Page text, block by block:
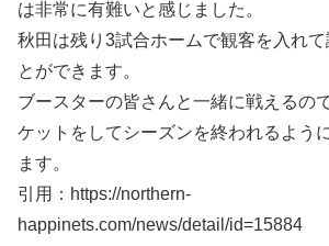
は非常に有難いと感じました。
秋田は残り3試合ホームで観客を入れて
とができます。
ブースターの皆さんと一緒に戦えるの
ケットをしてシーズンを終われるよう
ます。
引用：https://northern-
happinets.com/news/detail/id=15884